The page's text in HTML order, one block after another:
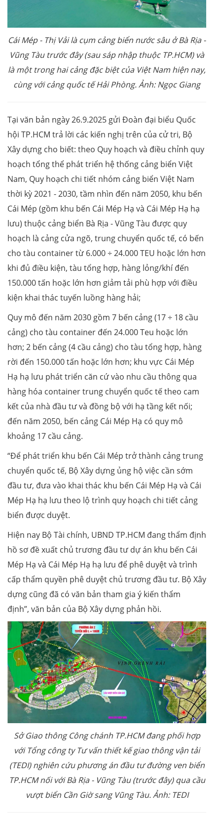
Cái Mép - Thị Vải là cụm cảng biển nước sâu ở Bà Rịa -
Vũng Tàu trước đây (sau sáp nhập thuộc TP.HCM) và
là một trong hai cảng đặc biệt của Việt Nam hiện nay,
cùng với cảng quốc tế Hải Phòng. Ảnh: Ngọc Giang
Tại văn bản ngày 26.9.2025 gửi Đoàn đại biểu Quốc
hội TP.HCM trả lời các kiến nghị trên của cử tri, Bộ
Xây dựng cho biết: theo Quy hoạch và điều chỉnh quy
hoạch tổng thể phát triển hệ thống cảng biển Việt
Nam, Quy hoạch chi tiết nhóm cảng biển Việt Nam
thời kỳ 2021 - 2030, tầm nhìn đến năm 2050, khu bến
Cái Mép (gồm khu bến Cái Mép Hạ và Cái Mép Hạ hạ
lưu) thuộc cảng biển Bà Rịa - Vũng Tàu được quy
hoạch là cảng cửa ngõ, trung chuyển quốc tế, có bến
cho tàu container từ 6.000 ÷ 24.000 TEU hoặc lớn hơn
khi đủ điều kiện, tàu tổng hợp, hàng lỏng/khí đến
150.000 tấn hoặc lớn hơn giảm tải phù hợp với điều
kiện khai thác tuyến luồng hàng hải;
Quy mô đến năm 2030 gồm 7 bến cảng (17 ÷ 18 cầu
cảng) cho tàu container đến 24.000 Teu hoặc lớn
hơn; 2 bến cảng (4 cầu cảng) cho tàu tổng hợp, hàng
rời đến 150.000 tấn hoặc lớn hơn; khu vực Cái Mép
Hạ hạ lưu phát triển căn cứ vào nhu cầu thông qua
hàng hóa container trung chuyển quốc tế theo cam
kết của nhà đầu tư và đồng bộ với hạ tầng kết nối;
đến năm 2050, bến cảng Cái Mép Hạ có quy mô
khoảng 17 cầu cảng.
“Để phát triển khu bến Cái Mép trở thành cảng trung
chuyển quốc tế, Bộ Xây dựng ủng hộ việc cần sớm
đầu tư, đưa vào khai thác khu bến Cái Mép Hạ và Cái
Mép Hạ hạ lưu theo lộ trình quy hoạch chi tiết cảng
biển được duyệt.
Hiện nay Bộ Tài chính, UBND TP.HCM đang thẩm định
hồ sơ đề xuất chủ trương đầu tư dự án khu bến Cái
Mép Hạ và Cái Mép Hạ hạ lưu để phê duyệt và trình
cấp thẩm quyền phê duyệt chủ trương đầu tư. Bộ Xây
dựng cũng đã có văn bản tham gia ý kiến thẩm
định”, văn bản của Bộ Xây dựng phản hồi.
Sở Giao thông Công chánh TP.HCM đang phối hợp
với Tổng công ty Tư vấn thiết kế giao thông vận tải
(TEDI) nghiên cứu phương án đầu tư đường ven biển
TP.HCM nối với Bà Rịa - Vũng Tàu (trước đây) qua cầu
vượt biển Cần Giờ sang Vũng Tàu. Ảnh: TEDI